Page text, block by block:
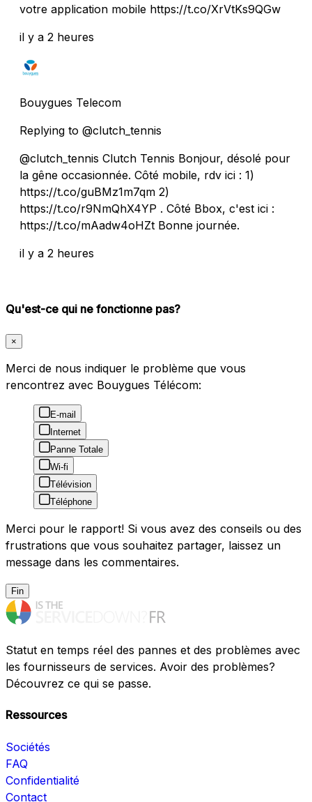
votre application mobile https://t.co/XrVtKs9QGw
il y a 2 heures
Bouygues Telecom
Replying to @clutch_tennis
@clutch_tennis Clutch Tennis Bonjour, désolé pour
la gêne occasionnée. Côté mobile, rdv ici : 1)
https://t.co/guBMz1m7qm 2)
https://t.co/r9NmQhX4YP . Côté Bbox, c'est ici :
https://t.co/mAadw4oHZt Bonne journée.
il y a 2 heures
Qu'est-ce qui ne fonctionne pas?
×
Merci de nous indiquer le problème que vous
rencontrez avec Bouygues Télécom:
E-mail
Internet
Panne Totale
Wi-fi
Télévision
Téléphone
Merci pour le rapport! Si vous avez des conseils ou des
frustrations que vous souhaitez partager, laissez un
message dans les commentaires.
Fin
Statut en temps réel des pannes et des problèmes avec
les fournisseurs de services. Avoir des problèmes?
Découvrez ce qui se passe.
Ressources
Sociétés
FAQ
Confidentialité
Contact